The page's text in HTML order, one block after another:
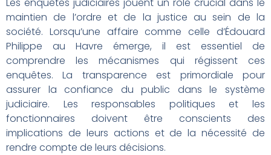
maintien de l’ordre et de la justice au sein de la
société. Lorsqu’une affaire comme celle d’Édouard
Philippe au Havre émerge, il est essentiel de
comprendre les mécanismes qui régissent ces
enquêtes. La transparence est primordiale pour
assurer la confiance du public dans le système
judiciaire. Les responsables politiques et les
fonctionnaires doivent être conscients des
implications de leurs actions et de la nécessité de
rendre compte de leurs décisions.